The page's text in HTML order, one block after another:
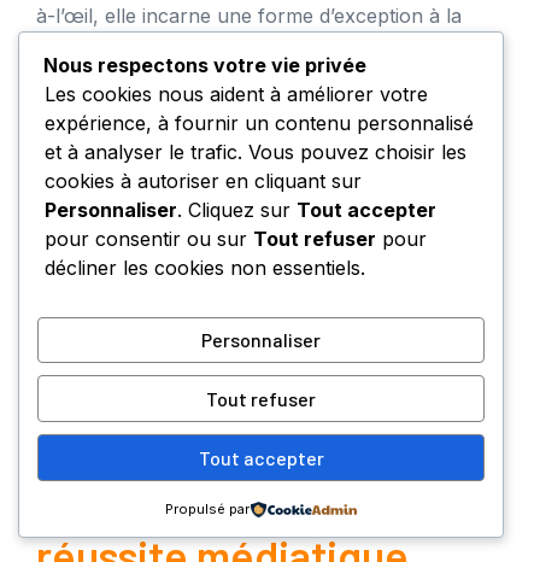
à-l’œil, elle incarne une forme d’exception à la
économiques et sociétaux qui marquent l’année
2026.
En définitive, ce modèle de gestion patrimoniale
contribue à façonner la réussite d’Apolline de
Malherbe : transmission bien pensée, sobriété
assumée, choix éducatifs affirmés, rapport apaisé
au patrimoine et à l’argent. Une dynamique qui
éphémères et instables souvent médiatisés.
Valeur ajoutée et
perspectives : une
nouvelle esthétique de la
Nous respectons votre vie privée
Les cookies nous aident à améliorer votre
expérience, à fournir un contenu personnalisé
et à analyser le trafic. Vous pouvez choisir les
cookies à autoriser en cliquant sur
Personnaliser. Cliquez sur Tout accepter
pour consentir ou sur Tout refuser pour
décliner les cookies non essentiels.
Personnaliser
Tout refuser
Tout accepter
Propulsé par